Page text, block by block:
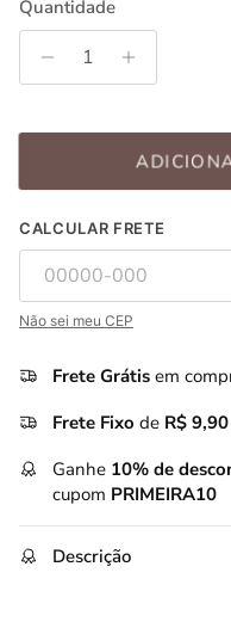
Quantidade
CALCULAR FRETE
Não sei meu CEP
Frete Grátis em
Frete Fixo de R$ 9,90
Ganhe 10% de
cupom PRIMEIRA10
Descrição